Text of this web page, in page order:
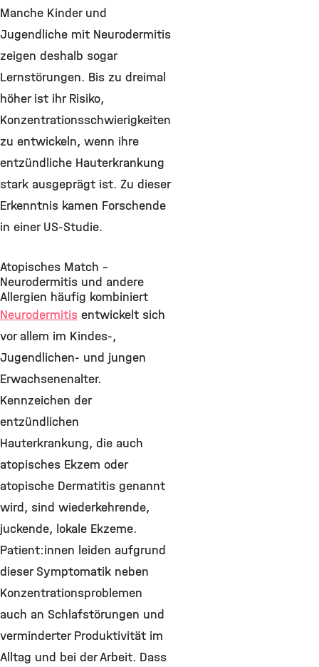
Manche Kinder und
Jugendliche mit Neurodermitis
zeigen deshalb sogar
Lernstörungen. Bis zu dreimal
höher ist ihr Risiko,
Konzentrationsschwierigkeiten
zu entwickeln, wenn ihre
entzündliche Hauterkrankung
stark ausgeprägt ist. Zu dieser
Erkenntnis kamen Forschende
in einer US-Studie.
Atopisches Match –
Neurodermitis und andere
Allergien häufig kombiniert
Neurodermitis entwickelt sich
vor allem im Kindes-,
Jugendlichen- und jungen
Erwachsenenalter.
Kennzeichen der
entzündlichen
Hauterkrankung, die auch
atopisches Ekzem oder
atopische Dermatitis genannt
wird, sind wiederkehrende,
juckende, lokale Ekzeme.
Patient:innen leiden aufgrund
dieser Symptomatik neben
Konzentrationsproblemen
auch an Schlafstörungen und
verminderter Produktivität im
Alltag und bei der Arbeit. Dass